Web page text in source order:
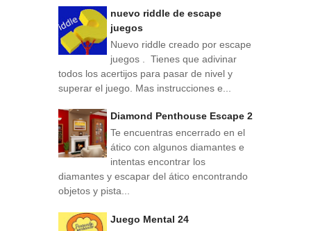
nuevo riddle de escape
juegos
Nuevo riddle creado por escape
juegos . Tienes que adivinar
todos los acertijos para pasar de nivel y
superar el juego. Mas instrucciones e...
Diamond Penthouse Escape 2
Te encuentras encerrado en el
ático con algunos diamantes e
intentas encontrar los
diamantes y escapar del ático encontrando
objetos y pista...
Juego Mental 24